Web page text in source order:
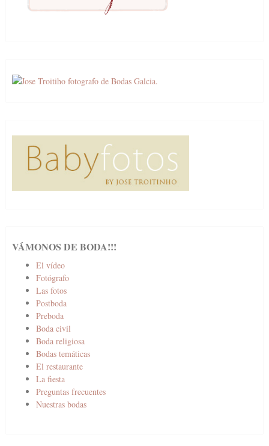
VÁMONOS DE BODA!!!
El vídeo
Fotógrafo
Las fotos
Postboda
Preboda
Boda civil
Boda religiosa
Bodas temáticas
El restaurante
La fiesta
Preguntas frecuentes
Nuestras bodas